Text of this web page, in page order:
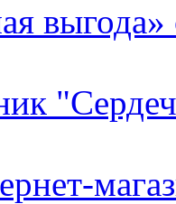
выгода»